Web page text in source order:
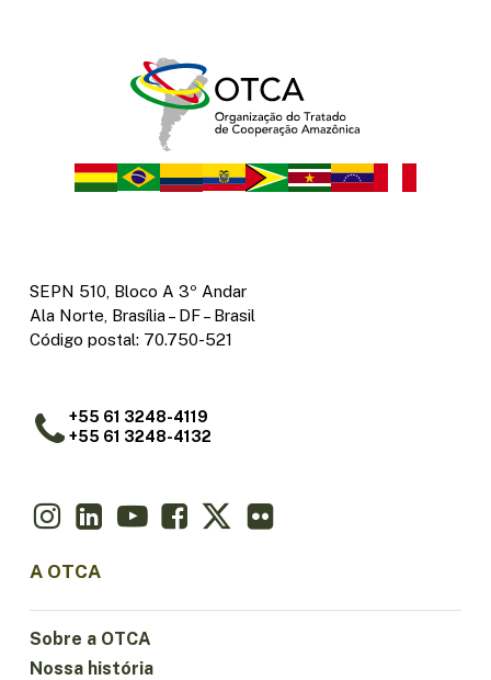
SEPN 510, Bloco A 3º Andar
Ala Norte, Brasília – DF – Brasil
Código postal: 70.750-521
+55 61 3248-4119
+55 61 3248-4132
A OTCA
Sobre a OTCA
Nossa história